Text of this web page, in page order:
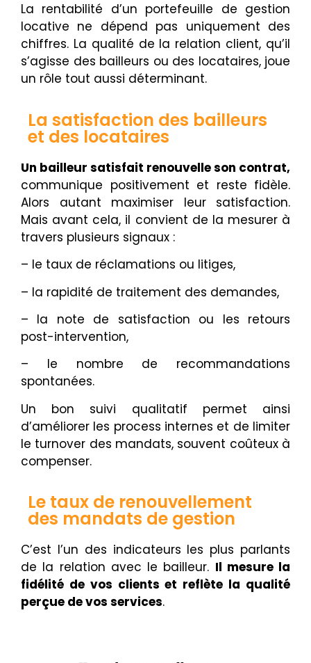
La rentabilité d’un portefeuille de gestion
locative ne dépend pas uniquement des
chiffres. La qualité de la relation client, qu’il
s’agisse des bailleurs ou des locataires, joue
un rôle tout aussi déterminant.
La satisfaction des bailleurs
et des locataires
Un bailleur satisfait renouvelle son contrat,
communique positivement et reste fidèle.
Alors autant maximiser leur satisfaction.
Mais avant cela, il convient de la mesurer à
travers plusieurs signaux :
– le taux de réclamations ou litiges,
– la rapidité de traitement des demandes,
– la note de satisfaction ou les retours
post-intervention,
– le nombre de recommandations
spontanées.
Un bon suivi qualitatif permet ainsi
d’améliorer les process internes et de limiter
le turnover des mandats, souvent coûteux à
compenser.
Le taux de renouvellement
des mandats de gestion
C’est l’un des indicateurs les plus parlants
de la relation avec le bailleur. Il mesure la
fidélité de vos clients et reflète la qualité
perçue de vos services.